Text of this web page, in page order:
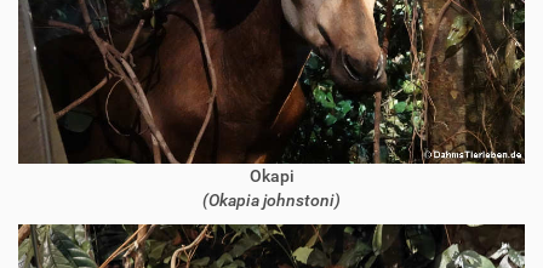
Okapi
(Okapia johnstoni)